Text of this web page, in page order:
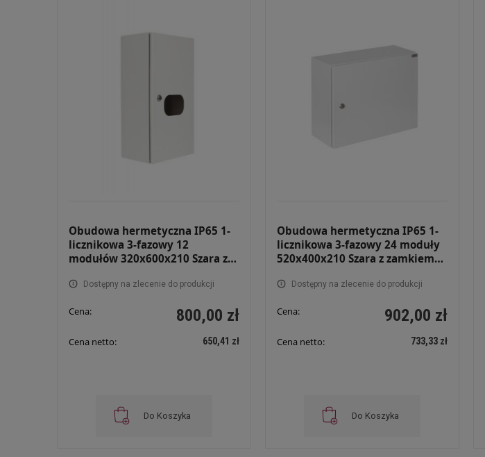
Obudowa hermetyczna IP65 1-
licznikowa 3-fazowy 12
modułów 320x600x210 Szara z
Dostępny na zlecenie do produkcji
Cena: 800,00 zł
Cena netto: 650,41 zł
Do Koszyka
Obudowa hermetyczna IP65 1-
licznikowa 3-fazowy 24 moduły
520x400x210 Szara z zamkiem
Dostępny na zlecenie do produkcji
Cena: 902,00 zł
Cena netto: 733,33 zł
Do Koszyka